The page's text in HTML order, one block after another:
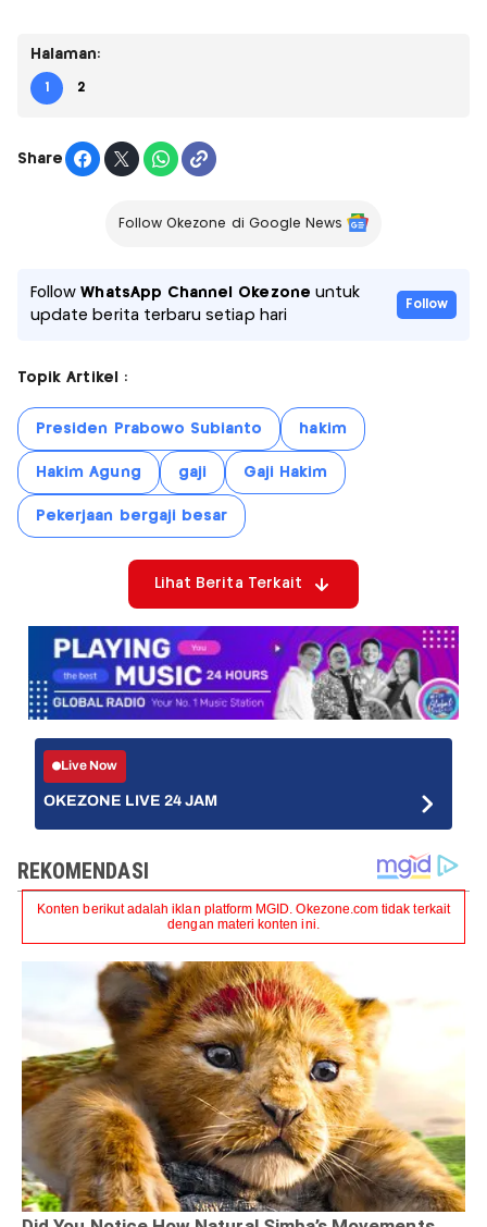
Halaman:
1 2
Share
Follow Okezone di Google News
FollowWhatsApp Channel Okezone untuk
update berita terbaru setiap hari
Follow
Topik Artikel :
Presiden Prabowo Subianto hakim
Hakim Agung gaji Gaji Hakim
Pekerjaan bergaji besar
Lihat Berita Terkait
Live Now
OKEZONE LIVE 24 JAM